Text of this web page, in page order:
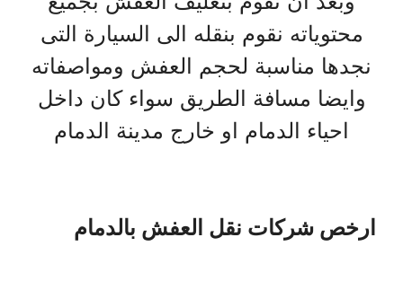
محتوياته نقوم بنقله الى السيارة التى
نجدها مناسبة لحجم العفش ومواصفاته
وايضا مسافة الطريق سواء كان داخل
احياء الدمام او خارج مدينة الدمام
ارخص شركات نقل العفش بالدمام